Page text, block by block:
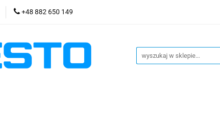
+48 882 650 149
PRODUKTY
AKTUALNOŚCI KONTAKT KSP